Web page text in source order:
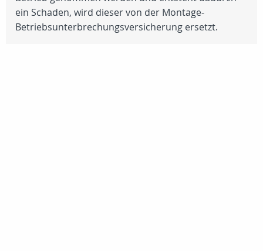
ein Schaden, wird dieser von der Montage-
Betriebsunterbrechungsversicherung ersetzt.